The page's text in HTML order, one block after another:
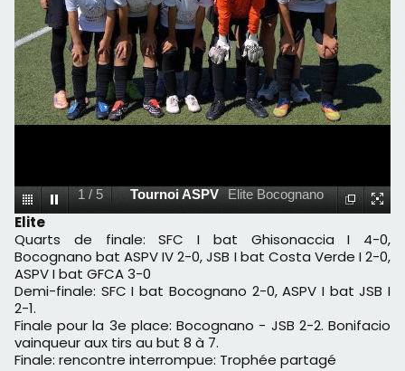
1 / 5 Tournoi ASPV Elite Bocognano
Elite
Quarts de finale: SFC I bat Ghisonaccia I 4-0,
Bocognano bat ASPV IV 2-0, JSB I bat Costa Verde I 2-0,
ASPV I bat GFCA 3-0
Demi-finale: SFC I bat Bocognano 2-0, ASPV I bat JSB I
2-1.
Finale pour la 3e place: Bocognano - JSB 2-2. Bonifacio
vainqueur aux tirs au but 8 à 7.
Finale: rencontre interrompue: Trophée partagé